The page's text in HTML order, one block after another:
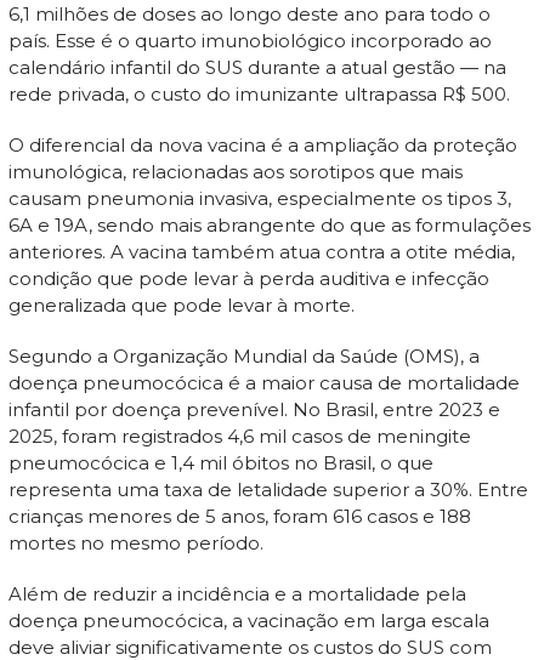
6,1 milhões de doses ao longo deste ano para todo o
país. Esse é o quarto imunobiológico incorporado ao
calendário infantil do SUS durante a atual gestão — na
rede privada, o custo do imunizante ultrapassa R$ 500.
O diferencial da nova vacina é a ampliação da proteção
imunológica, relacionadas aos sorotipos que mais
causam pneumonia invasiva, especialmente os tipos 3,
6A e 19A, sendo mais abrangente do que as formulações
anteriores. A vacina também atua contra a otite média,
condição que pode levar à perda auditiva e infecção
generalizada que pode levar à morte.
Segundo a Organização Mundial da Saúde (OMS), a
doença pneumocócica é a maior causa de mortalidade
infantil por doença prevenível. No Brasil, entre 2023 e
2025, foram registrados 4,6 mil casos de meningite
pneumocócica e 1,4 mil óbitos no Brasil, o que
representa uma taxa de letalidade superior a 30%. Entre
crianças menores de 5 anos, foram 616 casos e 188
mortes no mesmo período.
Além de reduzir a incidência e a mortalidade pela
doença pneumocócica, a vacinação em larga escala
deve aliviar significativamente os custos do SUS com